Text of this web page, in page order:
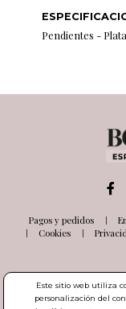
Pendientes -
Pagos y pedidos
Cookies
Este sitio web utiliza
personalización del